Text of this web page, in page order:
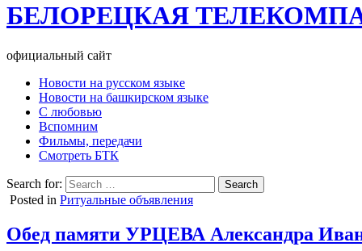
БЕЛОРЕЦКАЯ
официальный сайт
Новости на русском языке
Новости на башкирском языке
С любовью
Вспомним
Фильмы, передачи
Смотреть БТК
Search for:
Posted in Ритуальные объявления
Обед памяти УРЦЕВА Александра